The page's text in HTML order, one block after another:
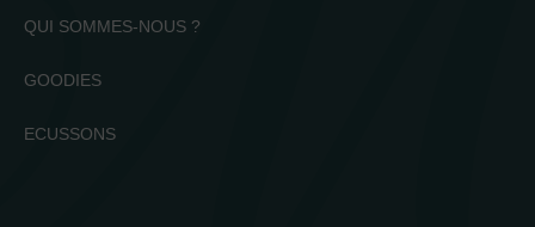
QUI SOMMES-NOUS ?
GOODIES
ECUSSONS